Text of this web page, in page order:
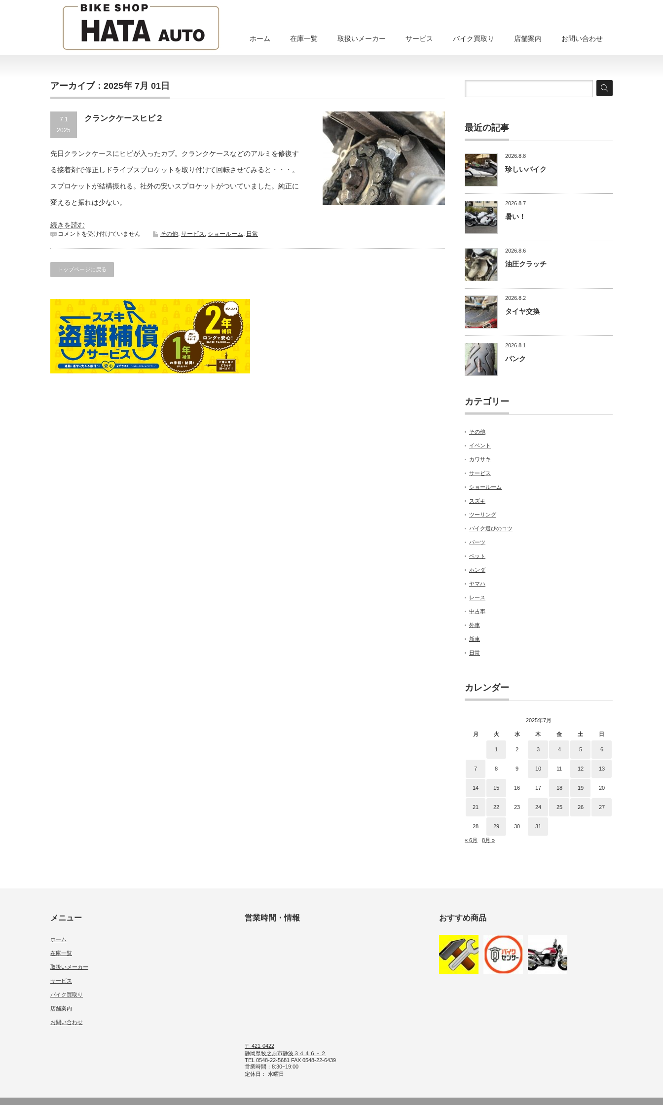
ホーム 在庫一覧 取扱いメーカー サービス バイク買取り 店舗案内 お問い合わせ
アーカイブ：2025年 7月 01日
7.1
2025
クランクケースヒビ２
先日クランクケースにヒビが入ったカブ。クランクケースなどのアルミを修復す
る接着剤で修正しドライブスプロケットを取り付けて回転させてみると・・・。
スプロケットが結構振れる。社外の安いスプロケットがついていました。純正に
変えると振れは少ない。
続きを読む
ク
ン
ケ
ビ
は
コメントを受け付けていません その他, サービス, ショールーム, 日常
トップページに戻る
最近の記事
2026.8.8
珍しいバイク
2026.8.7
暑い！
2026.8.6
油圧クラッチ
2026.8.2
タイヤ交換
2026.8.1
パンク
カテゴリー
その他
イベント
カワサキ
サービス
ショールーム
スズキ
ツーリング
バイク選びのコツ
パーツ
ペット
ホンダ
ヤマハ
レース
中古車
外車
新車
日常
カレンダー
2025年7月
月 火 水 木 金 土 日
1 2 3 4 5 6
7 8 9 10 11 12 13
14 15 16 17 18 19 20
21 22 23 24 25 26 27
28 29 30 31
« 6月 8月 »
メニュー
ホーム
在庫一覧
取扱いメーカー
サービス
バイク買取り
店舗案内
お問い合わせ
営業時間・情報
〒 421-0422
静岡県牧之原市静波３４４６－２
TEL 0548-22-5681 FAX 0548-22-6439
営業時間：8:30~19:00
定休日： 水曜日
おすすめ商品